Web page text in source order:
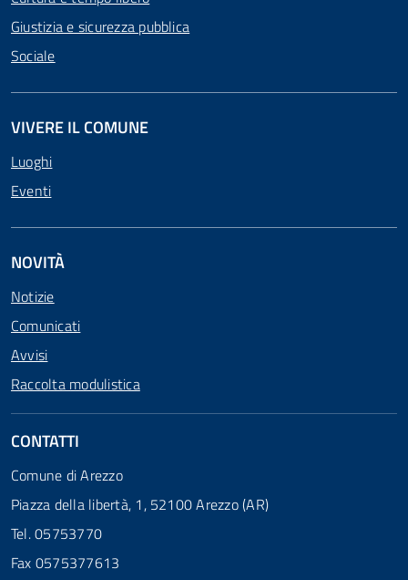
Giustizia e sicurezza pubblica
Sociale
VIVERE IL COMUNE
Luoghi
Eventi
NOVITÀ
Notizie
Comunicati
Avvisi
Raccolta modulistica
CONTATTI
Comune di Arezzo
Piazza della libertà, 1, 52100 Arezzo (AR)
Tel. 05753770
Fax 0575377613